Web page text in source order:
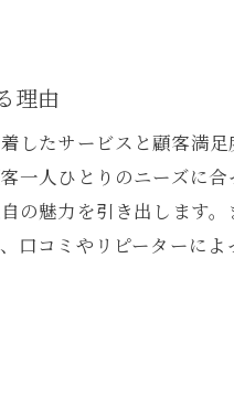
季節ごとのトレンド
傷まずに美しい！最
髪質に合わせた優し
美容室での丁寧なケ
理由
したサービスと顧客満
一人ひとりのニーズに
の魅力を引き出します
口コミやリピーターに